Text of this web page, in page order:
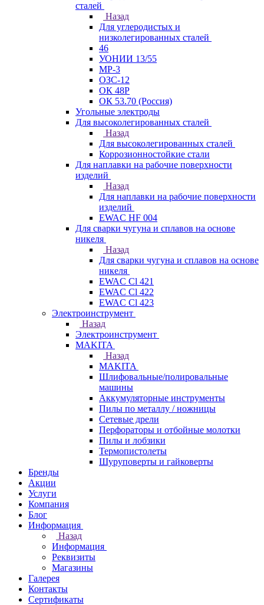
сталей
Назад
Для углеродистых и
низколегированных сталей
46
УОНИИ 13/55
МР-3
ОЗС-12
ОК 48Р
ОК 53.70 (Россия)
Угольные электроды
Для высоколегированных сталей
Назад
Для высоколегированных сталей
Коррозионностойкие стали
Для наплавки на рабочие поверхности
изделий
Назад
Для наплавки на рабочие поверхности
изделий
EWAC HF 004
Для сварки чугуна и сплавов на основе
никеля
Назад
Для сварки чугуна и сплавов на основе
никеля
EWAC Cl 421
EWAC Cl 422
EWAC Cl 423
Электроинструмент
Назад
Электроинструмент
МAKITA
Назад
МAKITA
Шлифовальные/полировальные
машины
Аккумуляторные инструменты
Пилы по металлу / ножницы
Сетевые дрели
Перфораторы и отбойные молотки
Пилы и лобзики
Термопистолеты
Шуруповерты и гайковерты
Бренды
Акции
Услуги
Компания
Блог
Информация
Назад
Информация
Реквизиты
Магазины
Галерея
Контакты
Сертификаты